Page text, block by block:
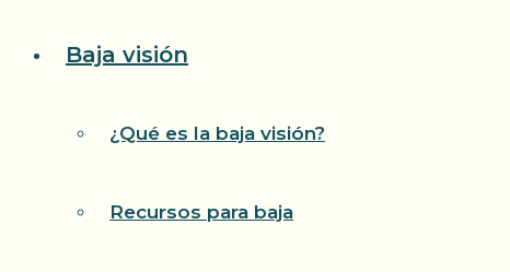
Baja visión
¿Qué es la baja visión?
Recursos para baja